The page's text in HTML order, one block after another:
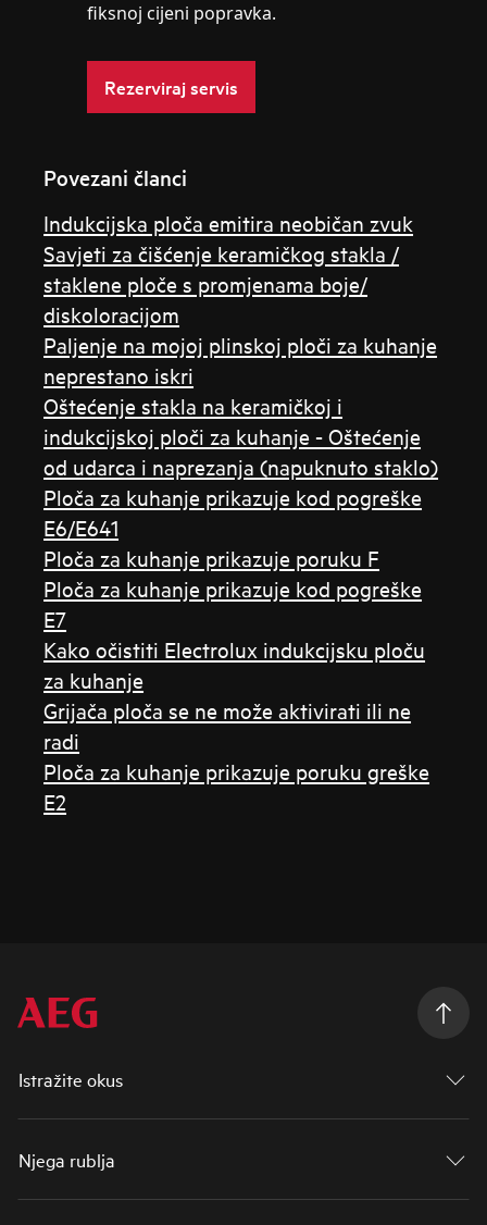
fiksnoj cijeni popravka.
Rezerviraj servis
Povezani članci
Indukcijska ploča emitira neobičan zvuk
Savjeti za čišćenje keramičkog stakla /
staklene ploče s promjenama boje/
diskoloracijom
Paljenje na mojoj plinskoj ploči za kuhanje
neprestano iskri
Oštećenje stakla na keramičkoj i
indukcijskoj ploči za kuhanje - Oštećenje
od udarca i naprezanja (napuknuto staklo)
Ploča za kuhanje prikazuje kod pogreške
E6/E641
Ploča za kuhanje prikazuje poruku F
Ploča za kuhanje prikazuje kod pogreške
E7
Kako očistiti Electrolux indukcijsku ploču
za kuhanje
Grijača ploča se ne može aktivirati ili ne
radi
Ploča za kuhanje prikazuje poruku greške
E2
Istražite okus
Njega rublja